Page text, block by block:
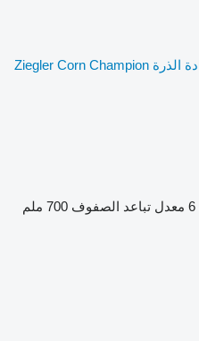
حصادة الذرة Ziegler Corn Champion
6 معدل تباعد الصفوف 700 ملم